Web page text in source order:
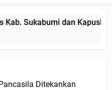
Sukabumi dan
Ditekankan